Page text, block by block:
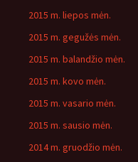
2015 m. liepos mėn.
2015 m. gegužės mėn.
2015 m. balandžio mėn.
2015 m. kovo mėn.
2015 m. vasario mėn.
2015 m. sausio mėn.
2014 m. gruodžio mėn.